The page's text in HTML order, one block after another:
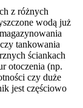
z różnych
wodą już
tankowania
ściankach
otoczenia (np.
czy duże
jest częściowo